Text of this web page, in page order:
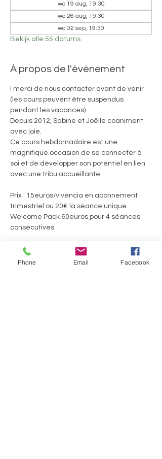
wo 19 aug, 19:30
wo 26 aug, 19:30
wo 02 sep, 19:30
Bekijk alle 55 datums
À propos de l'événement
! merci de nous contacter avant de venir
(les cours peuvent être suspendus
pendant les vacances)
Depuis 2012, Sabine et Joëlle coaniment
avec joie.
Ce cours hebdomadaire est une
magnifique occasion de se connecter à
soi et de développer son potentiel en lien
avec une tribu accueillante.
Prix : 15euros/vivencia en abonnement
trimestriel ou 20€ la séance unique
Welcome Pack 60euros pour 4 séances
consécutives
Ils.Elles témoignent :
En lire plus >
Phone Email Facebook